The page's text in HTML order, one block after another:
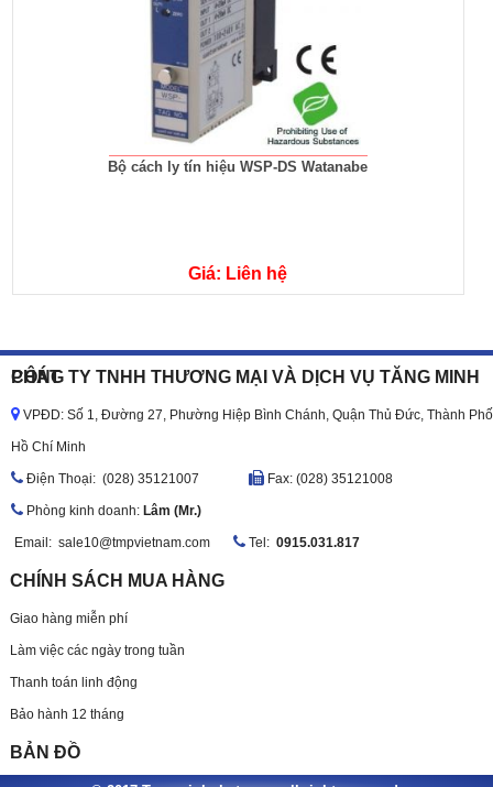
Bộ cách ly tín hiệu WSP-DS Watanabe
Giá: Liên hệ
CÔNG TY TNHH THƯƠNG MẠI VÀ DỊCH VỤ TĂNG MINH PHÁT
VPĐD: Số 1, Đường 27, Phường Hiệp Bình Chánh, Quận Thủ Đức, Thành Phố
Hồ Chí Minh
Ðiện Thoại: (028) 35121007 Fax: (028) 35121008
Phòng kinh doanh: Lâm (Mr.)
Email: sale10@tmpvietnam.com Tel: 0915.031.817
CHÍNH SÁCH MUA HÀNG
Giao hàng miễn phí
Làm việc các ngày trong tuần
Thanh toán linh động
Bảo hành 12 tháng
BẢN ĐỒ